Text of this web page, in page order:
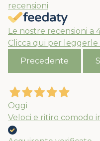
recensioni
Le nostre recensioni a
Clicca qui per
Precedente
Oggi
Veloci e ritiro comodo